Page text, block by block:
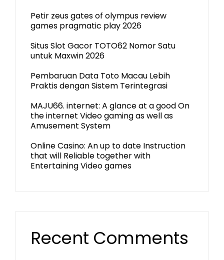
Petir zeus gates of olympus review
games pragmatic play 2026
Situs Slot Gacor TOTO62 Nomor Satu
untuk Maxwin 2026
Pembaruan Data Toto Macau Lebih
Praktis dengan Sistem Terintegrasi
MAJU66. internet: A glance at a good On
the internet Video gaming as well as
Amusement System
Online Casino: An up to date Instruction
that will Reliable together with
Entertaining Video games
Recent Comments